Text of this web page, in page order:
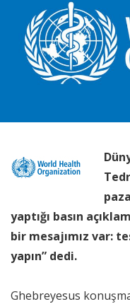
yaptığı basın
bir mesajımız var:
yapın” dedi.
Ghebreyesus